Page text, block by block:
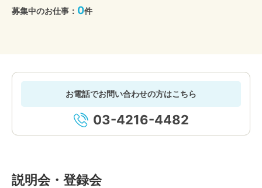
募集中のお仕事： 0件
お電話でお問い合わせの方はこちら
03-4216-4482
説明会・登録会